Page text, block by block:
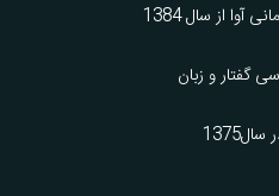
از سال 1384
گفتار و زبان